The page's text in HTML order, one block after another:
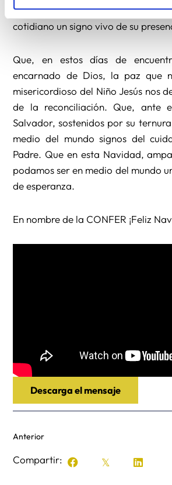
esperanza nueva y la luz que
cotidiano un signo vivo de su
Que, en estos días de
encarnado de Dios, la paz que
misericordioso del Niño Jesús nos
de la reconciliación. Que, ante
Salvador, sostenidos por su
medio del mundo signos del
Padre. Que en esta Navidad,
podamos ser en medio del mundo
de esperanza.
En nombre de la CONFER ¡Feliz
Descarga el mensaje
Anterior
Compartir: